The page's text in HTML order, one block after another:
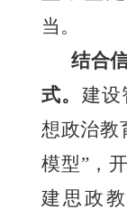
当。
结合
式。 建设
想政治教
模型”，
建思政